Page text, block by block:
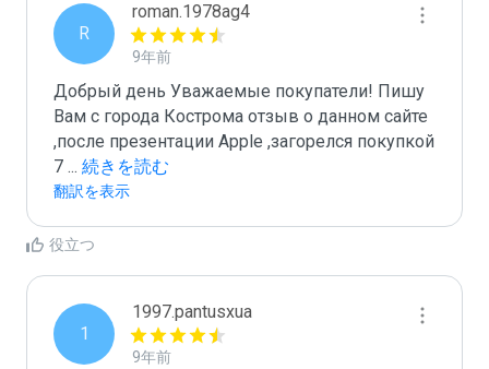
R
roman.1978ag4
9年前
Добрый день Уважаемые покупатели! Пишу
Вам с города Кострома отзыв о данном сайте
,после презентации Apple ,загорелся покупкой
7 ... 続きを読む
翻訳を表示
役立つ
1
1997.pantusxua
9年前